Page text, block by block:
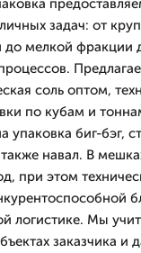
задач: от
мелкой фракции
соль оптом,
по кубам и
упаковка биг-бэг,
навал. В
при этом
логистике. Мы
заказчика и